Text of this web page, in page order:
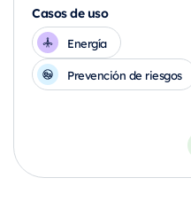
Casos de uso
Energía
Prevención de riesgos